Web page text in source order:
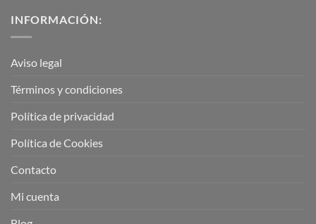
INFORMACIÓN:
Aviso legal
Términos y condiciones
Política de privacidad
Política de Cookies
Contacto
Mi cuenta